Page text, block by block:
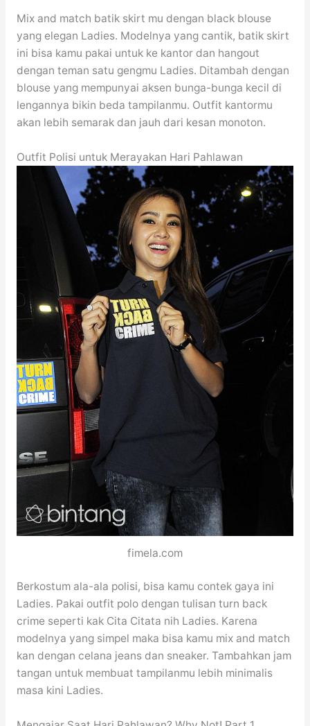
Mix and match batik skirt mu dengan black blouse
yang elegan Ladies. Modelnya yang cantik, batik skirt
ini bisa kamu pakai untuk ke kantor dan hangout
dengan teman satu gengmu Ladies. Ditambah dengan
blouse yang mempunyai aksen bunga-bunga kecil di
lengannya bikin beda tampilanmu. Outfit kantormu
akan lebih semarak dan jauh dari kesan monoton.
Outfit Polisi untuk Merayakan Hari Pahlawan
fimela.com
Berkostum ala-ala polisi, bisa kamu contek gaya ini
Ladies. Pakai outfit polo dengan tulisan turn back
crime seperti kak Cita Citata nih Ladies. Karena
modelnya yang simpel maka bisa kamu mix and match
kan dengan celana jeans dan sneaker. Tambahkan jam
tangan untuk membuat tampilanmu lebih minimalis
masa kini Ladies.